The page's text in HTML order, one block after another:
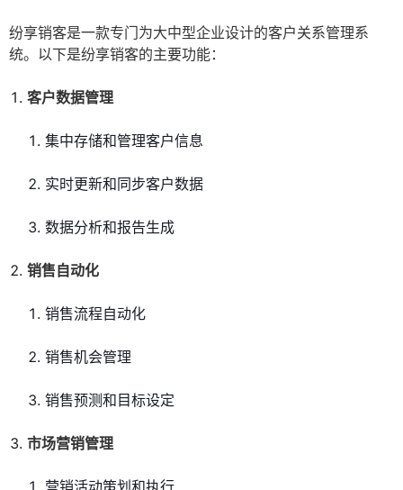
纷享销客是一款专门为大中型企业设计的客户关系管理系
统。以下是纷享销客的主要功能：
客户数据管理
集中存储和管理客户信息
实时更新和同步客户数据
数据分析和报告生成
销售自动化
销售流程自动化
销售机会管理
销售预测和目标设定
市场营销管理